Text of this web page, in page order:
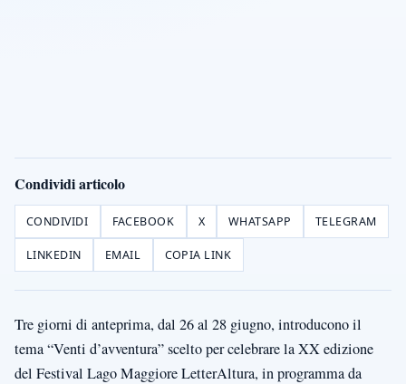
Condividi articolo
CONDIVIDI FACEBOOK X WHATSAPP TELEGRAM
LINKEDIN EMAIL COPIA LINK
Tre giorni di anteprima, dal 26 al 28 giugno, introducono il
tema “Venti d’avventura” scelto per celebrare la XX edizione
del Festival Lago Maggiore LetterAltura, in programma da